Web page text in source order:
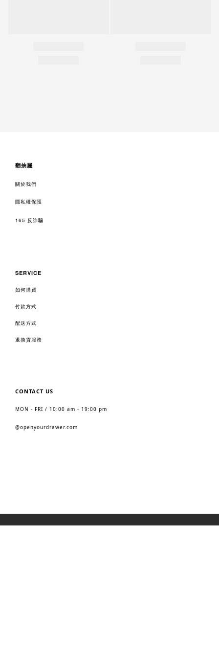
翻抽屜
關於我們
隱私權保護
165 反詐騙
SERVICE
如何購買
付款方式
配送方式
退換貨服務
CONTACT US
MON - FRI / 10:00 am - 19:00 pm
@openyourdrawer.com